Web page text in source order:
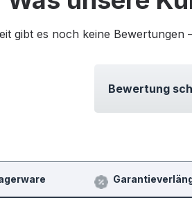
gibt es noch keine Bewertungen
Bewertung